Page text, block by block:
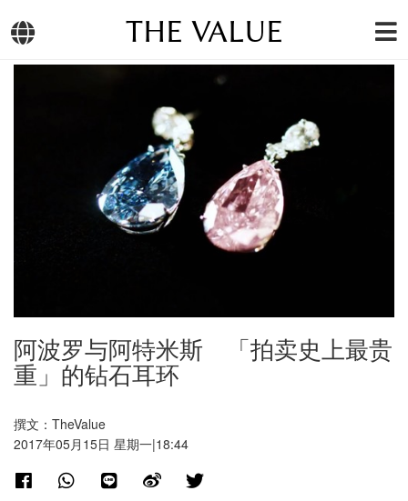
THE VALUE
阿波罗与阿特米斯 「拍卖史上最贵
重」的钻石耳环
撰文：TheValue
2017年05月15日 星期一|18:44